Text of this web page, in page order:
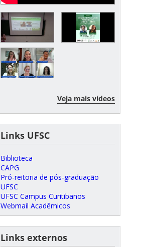
Veja mais vídeos
Links UFSC
Biblioteca
CAPG
Pró-reitoria de pós-graduação
UFSC
UFSC Campus Curitibanos
Webmail Acadêmicos
Links externos